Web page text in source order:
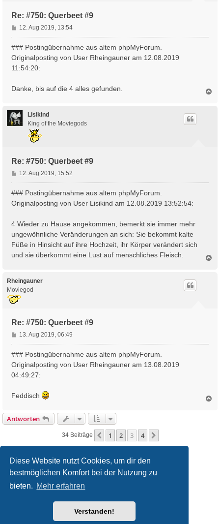
Diese Website nutzt Cookies, um dir den
bestmöglichen Komfort bei der Nutzung zu
bieten. Mehr erfahren
Verstanden!
Re: #750: Querbeet #9
B
e
i
a
12. Aug 2019, 13:54
### Postingübernahme aus altem phpMyForum.
Originalposting von User Rheingauner am 12.08.2019
11:54:20:
Danke, bis auf die 4 alles gefunden.
Lisikind
King of the Moviegods
Re: #750: Querbeet #9
B
e
i
g
12. Aug 2019, 15:52
### Postingübernahme aus altem phpMyForum.
Originalposting von User Lisikind am 12.08.2019 13:52:54:
4 Wieder zu Hause angekommen, bemerkt sie immer mehr
ungewöhnliche Veränderungen an sich: Sie bekommt kalte
Füße in Hinsicht auf ihre Hochzeit, ihr Körper verändert sich
und sie überkommt eine Lust auf menschliches Fleisch.
Rheingauner
Moviegod
Re: #750: Querbeet #9
B
e
i
r
a
13. Aug 2019, 06:49
### Postingübernahme aus altem phpMyForum.
Originalposting von User Rheingauner am 13.08.2019
04:49:27:
Feddisch
Antworten
34 Beiträge Vorherige
1 2 3 4
filmquiz.de Alle Foren
® Forum Software © phpBB Limited
phpBB.de
created by INVENTEA & v12mike